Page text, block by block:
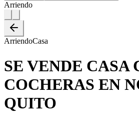
Arriendo
ArriendoCasa
SE VENDE CASA
COCHERAS EN
QUITO